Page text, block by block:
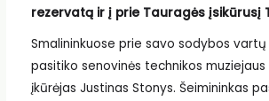
rezervatą ir į prie Tauragės įsikūrusį
Smalininkuose prie savo sodybos
pasitiko senovinės technikos
įkūrėjas Justinas Stonys. Šeimininkas